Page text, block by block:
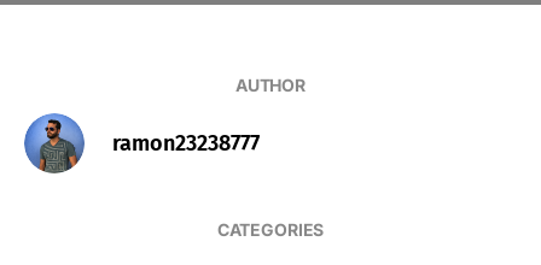
AUTHOR
ramon23238777
CATEGORIES